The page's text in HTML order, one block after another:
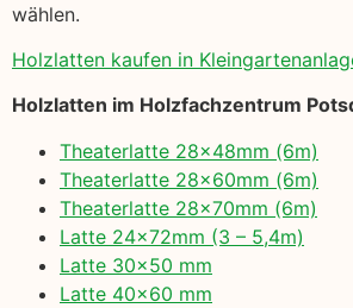
wählen.
Holzlatten kaufen in
Holzlatten im Holzfachzentrum
Theaterlatte 28x48mm (6m)
Theaterlatte 28x60mm (6m)
Theaterlatte 28x70mm (6m)
Latte 24x72mm (3 – 5,4m)
Latte 30×50 mm
Latte 40×60 mm